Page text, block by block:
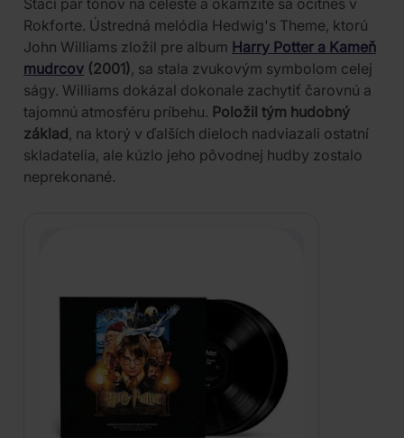
Rokforte. Ústredná melódia Hedwig's Theme, ktorú
John Williams zložil pre album Harry Potter a Kameň
mudrcov (2001), sa stala zvukovým symbolom celej
ságy. Williams dokázal dokonale zachytiť čarovnú a
tajomnú atmosféru príbehu. Položil tým hudobný
základ, na ktorý v ďalších dieloch nadviazali ostatní
skladatelia, ale kúzlo jeho pôvodnej hudby zostalo
neprekonané.